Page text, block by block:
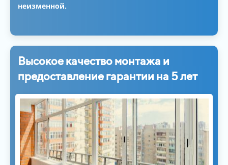
неизменной.
Высокое качество монтажа и
предоставление гарантии на 5 лет